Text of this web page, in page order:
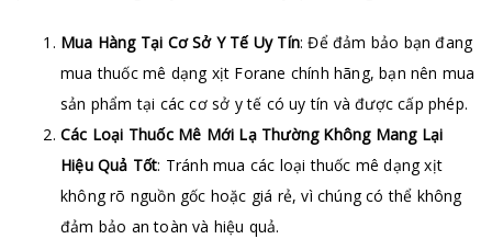
Mua Hàng Tại Cơ Sở Y Tế Uy Tín: Để đảm bảo bạn đang
mua thuốc mê dạng xịt Forane chính hãng, bạn nên mua
sản phẩm tại các cơ sở y tế có uy tín và được cấp phép.
Các Loại Thuốc Mê Mới Lạ Thường Không Mang Lại
Hiệu Quả Tốt: Tránh mua các loại thuốc mê dạng xịt
không rõ nguồn gốc hoặc giá rẻ, vì chúng có thể không
đảm bảo an toàn và hiệu quả.